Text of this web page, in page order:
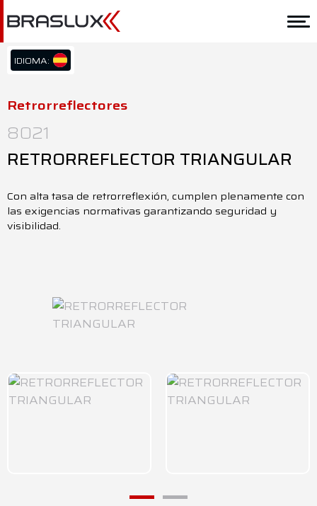
Home
Braslux
Aplicación
Downloads
Representantes
Contacto
IDIOMA:
PT/BR
Retrorreflectores
8021
RETRORREFLECTOR TRIANGULAR
Con alta tasa de retrorreflexión, cumplen plenamente con
las exigencias normativas garantizando seguridad y
visibilidad.